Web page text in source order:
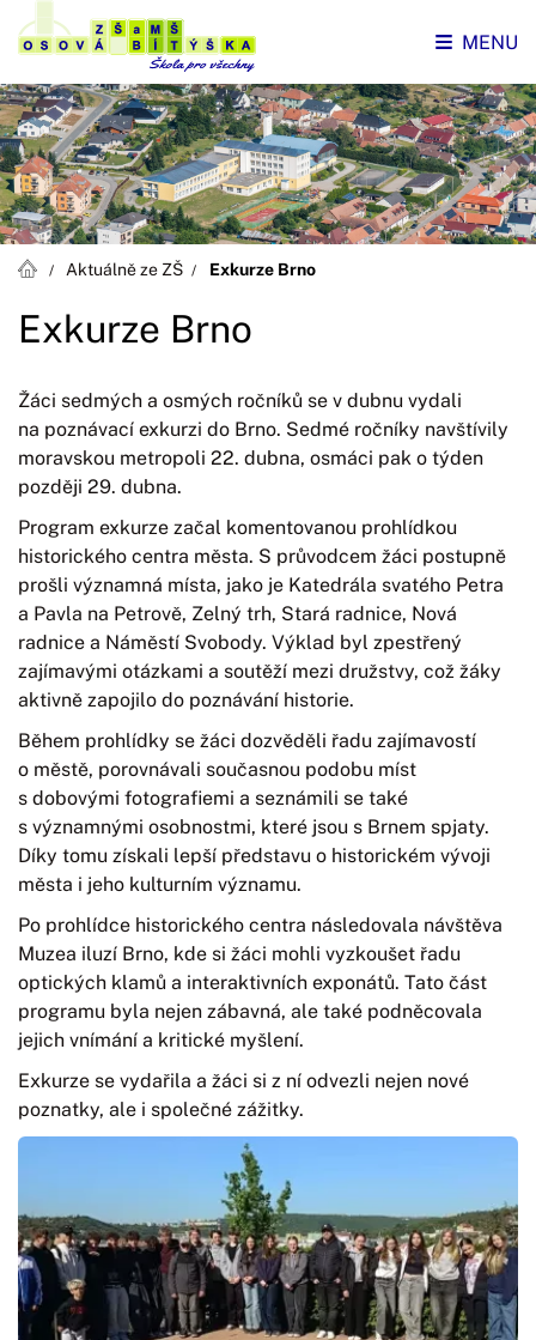
MENU
Aktuálně ze ZŠ Exkurze Brno
Exkurze Brno
Žáci sedmých a osmých ročníků se v dubnu vydali
na poznávací exkurzi do Brno. Sedmé ročníky navštívily
moravskou metropoli 22. dubna, osmáci pak o týden
později 29. dubna.
Program exkurze začal komentovanou prohlídkou
historického centra města. S průvodcem žáci postupně
prošli významná místa, jako je Katedrála svatého Petra
a Pavla na Petrově, Zelný trh, Stará radnice, Nová
radnice a Náměstí Svobody. Výklad byl zpestřený
zajímavými otázkami a soutěží mezi družstvy, což žáky
aktivně zapojilo do poznávání historie.
Během prohlídky se žáci dozvěděli řadu zajímavostí
o městě, porovnávali současnou podobu míst
s dobovými fotografiemi a seznámili se také
s významnými osobnostmi, které jsou s Brnem spjaty.
Díky tomu získali lepší představu o historickém vývoji
města i jeho kulturním významu.
Po prohlídce historického centra následovala návštěva
Muzea iluzí Brno, kde si žáci mohli vyzkoušet řadu
optických klamů a interaktivních exponátů. Tato část
programu byla nejen zábavná, ale také podněcovala
jejich vnímání a kritické myšlení.
Exkurze se vydařila a žáci si z ní odvezli nejen nové
poznatky, ale i společné zážitky.